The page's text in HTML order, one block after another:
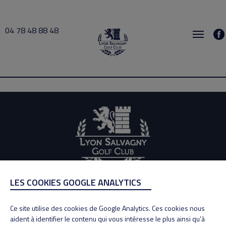
04 78 48 88 48
Cours collectifs 2020-10-05 14:00 → 2020-10-05 15:30
ADRESSE
69890 La Tour de Salvagny
Tél : 04 78 48 88 48
LES COOKIES GOOGLE ANALYTICS
Ce site utilise des cookies de Google Analytics. Ces cookies nous
aident à identifier le contenu qui vous intéresse le plus ainsi qu'à